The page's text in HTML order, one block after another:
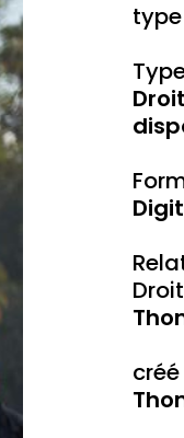
type